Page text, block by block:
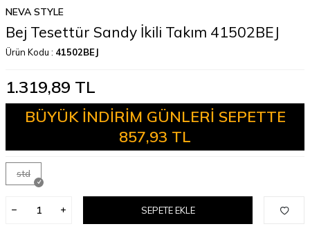
NEVA STYLE
Bej Tesettür Sandy İkili Takım 41502BEJ
Ürün Kodu : 41502BEJ
1.319,89 TL
BÜYÜK İNDİRİM GÜNLERİ SEPETTE
857,93 TL
std
SEPETE EKLE